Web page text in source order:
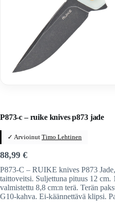
P873-c – ruike knives p873 jade
✓ Arvioinut Timo Lehtinen
88,99 €
P873-C – RUIKE knives P873
taittoveitsi. Suljettuna pituus 12 cm.
valmistettu 8,8 cm:n terä. Terän
G10-kahva. Ei-käännettävä klipsi.